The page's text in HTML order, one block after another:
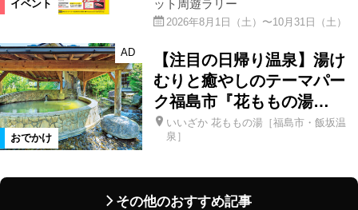
イベント
ット周遊ラリー
2026年8月1日（土）〜10月31日（土）
おでかけ
AD
【注目の日帰り温泉】湯け
むりと癒やしのテーマパー
ク福島市『花ももの湯…
いいざか 花ももの湯［福島市・飯坂温
泉］
その他のおすすめ記事